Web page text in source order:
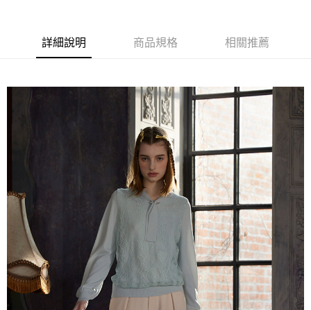
每筆NT$80，滿NT$2,000(含以上)免運費
每筆NT$80，滿NT$2,000(含以上)免運費
每筆NT$80，滿NT$2,000(含以上)免運費
每筆NT$100，滿NT$2,000(含以上)免運費
詳細說明 商品規格 相關推薦